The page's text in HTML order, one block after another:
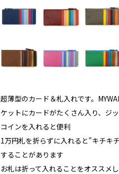
超薄型のカード＆札入れです。
ケットにカードがたくさん入り、ジ
コインを入れると便利
1万円札を折らずに入れると"キチキ
することがあります
お札は折って入れることをオススメ